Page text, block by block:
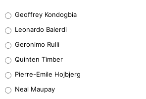
38%
32%
5%
Geoffrey Kondogbia
Leonardo Balerdi
Geronimo Rulli
Quinten Timber
Pierre-Emile Hojbjerg
Neal Maupay